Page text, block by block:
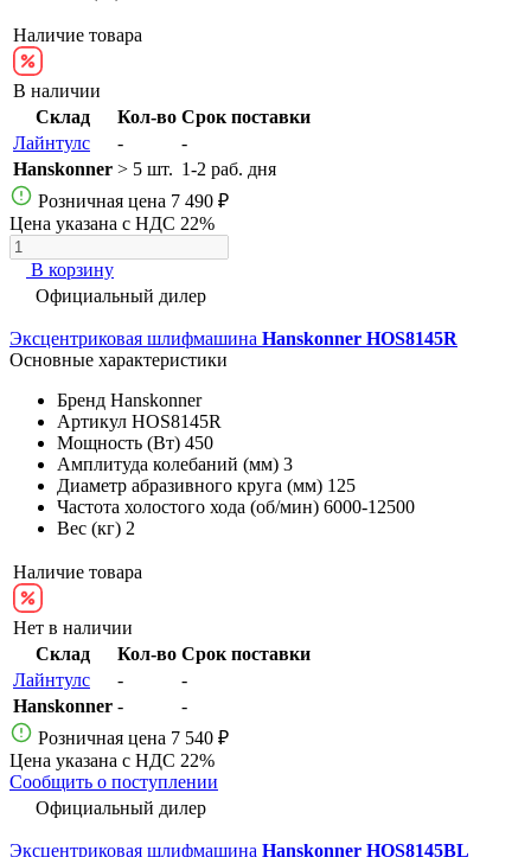
Наличие товара
В наличии
Склад
Кол-во Срок поставки
Лайнтулс
-
-
Hanskonner > 5 шт. 1-2 раб. дня
Розничная цена 7 490 ₽
Цена указана с НДС 22%
В корзину
Официальный дилер
Эксцентриковая шлифмашина Hanskonner HOS8145R
Основные характеристики
Бренд Hanskonner
Артикул HOS8145R
Мощность (Вт) 450
Амплитуда колебаний (мм) 3
Диаметр абразивного круга (мм) 125
Частота холостого хода (об/мин) 6000-12500
Вес (кг) 2
Наличие товара
Нет в наличии
Склад
Кол-во Срок поставки
Лайнтулс
-
-
Hanskonner -
-
Розничная цена 7 540 ₽
Цена указана с НДС 22%
Сообщить о поступлении
Официальный дилер
Эксцентриковая шлифмашина Hanskonner HOS8145BL